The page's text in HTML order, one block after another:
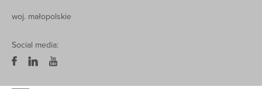
woj. małopolskie
Social media: